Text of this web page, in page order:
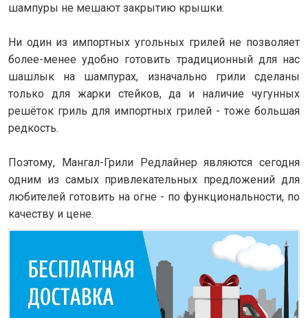
шампуры не мешают закрытию крышки.
Ни один из импортных угольных грилей не позволяет
более-менее удобно готовить традиционный для нас
шашлык на шампурах, изначально грили сделаны
только для жарки стейков, да и наличие чугунных
решёток гриль для импортных грилей - тоже большая
редкость.
Поэтому, Мангал-Грили Редлайнер являются сегодня
одним из самых привлекательных предложений для
любителей готовить на огне - по функциональности, по
качеству и цене.